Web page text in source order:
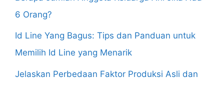
6 Orang?
Id Line Yang Bagus: Tips dan Panduan untuk
Memilih Id Line yang Menarik
Jelaskan Perbedaan Faktor Produksi Asli dan